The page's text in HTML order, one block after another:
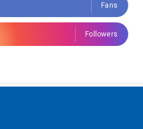
Fans
Followers